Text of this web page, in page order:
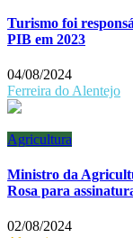
Turismo foi
PIB em 2023
04/08/2024
Ferreira do Alentejo
Agricultura
Ministro da
Rosa para
02/08/2024